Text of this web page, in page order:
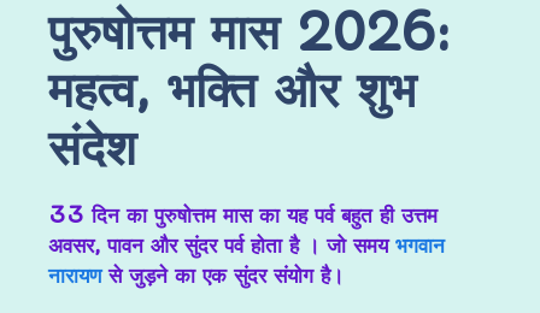
पुरुषोत्तम मास 2026:
महत्व, भक्ति और शुभ
संदेश
33 दिन का पुरुषोत्तम मास का यह पर्व बहुत ही उत्तम
अवसर, पावन और सुंदर पर्व होता है । जो समयभगवान
नारायणसे जुड़ने का एक सुंदर संयोग है।